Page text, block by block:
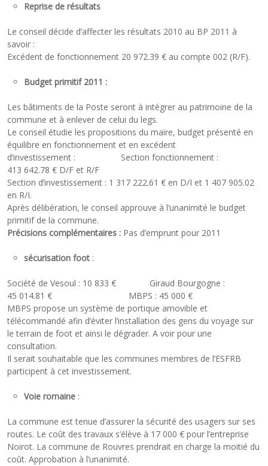
Reprise de résultats
Le conseil décide d’affecter les résultats 2010 au BP 2011 à
savoir :
Excédent de fonctionnement 20 972.39 € au compte 002 (R/F).
Budget primitif 2011 :
Les bâtiments de la Poste seront à intégrer au patrimoine de la
commune et à enlever de celui du legs.
Le conseil étudie les propositions du maire, budget présenté en
équilibre en fonctionnement et en excédent
d’investissement : Section fonctionnement :
413 642.78 € D/F et R/F
Section d’investissement : 1 317 222.61 € en D/I et 1 407 905.02
en R/I.
Après délibération, le conseil approuve à l’unanimité le budget
primitif de la commune.
Précisions complémentaires : Pas d’emprunt pour 2011
sécurisation foot :
Société de Vesoul : 10 833 € Giraud Bourgogne :
45 014.81 € MBPS : 45 000 €
MBPS propose un système de portique amovible et
télécommandé afin d’éviter l’installation des gens du voyage sur
le terrain de foot et ainsi le dégrader. A voir pour une
consultation.
Il serait souhaitable que les communes membres de l’ESFRB
participent à cet investissement.
Voie romaine :
La commune est tenue d’assurer la sécurité des usagers sur ses
routes. Le coût des travaux s’élève à 17 000 € pour l’entreprise
Noirot. La commune de Rouvres prendrait en charge la moitié du
coût. Approbation à l’unanimité.